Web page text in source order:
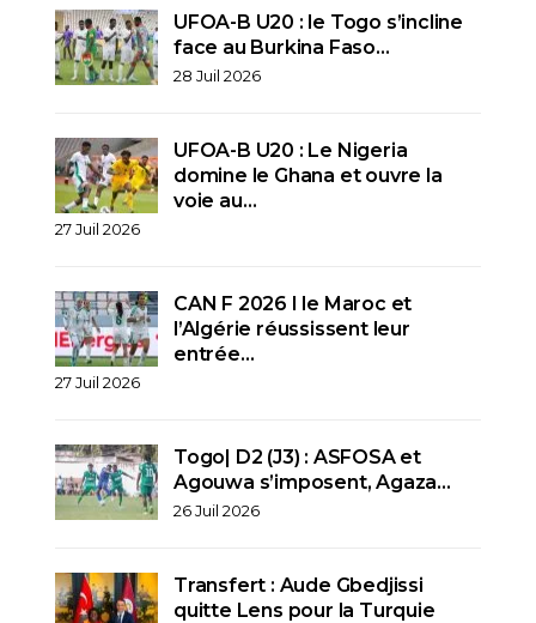
UFOA-B U20 : le Togo s’incline
face au Burkina Faso…
28 Juil 2026
UFOA-B U20 : Le Nigeria
domine le Ghana et ouvre la
voie au…
27 Juil 2026
CAN F 2026 I le Maroc et
l’Algérie réussissent leur
entrée…
27 Juil 2026
Togo| D2 (J3) : ASFOSA et
Agouwa s’imposent, Agaza…
26 Juil 2026
Transfert : Aude Gbedjissi
quitte Lens pour la Turquie